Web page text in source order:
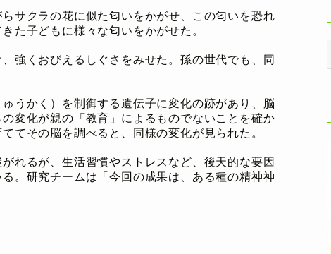
サクラの花に似た匂いをかがせ、この匂いを恐れ
た子どもに様々な匂いをかがせた。
強くおびえるしぐさをみせた。孫の世代でも、同
うかく）を制御する遺伝子に変化の跡があり、脳
変化が親の「教育」によるものでないことを確か
てその脳を調べると、同様の変化が見られた。
れるが、生活習慣やストレスなど、後天的な要因
。研究チームは「今回の成果は、ある種の精神神